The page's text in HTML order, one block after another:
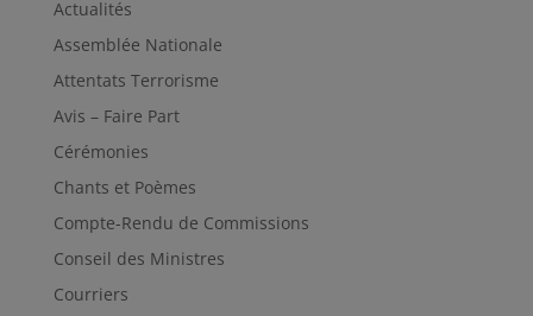
Actualités
Assemblée Nationale
Attentats Terrorisme
Avis – Faire Part
Cérémonies
Chants et Poèmes
Compte-Rendu de Commissions
Conseil des Ministres
Courriers